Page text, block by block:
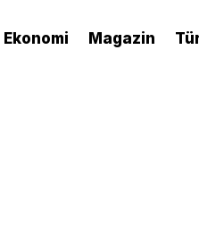
Ekonomi Magazin